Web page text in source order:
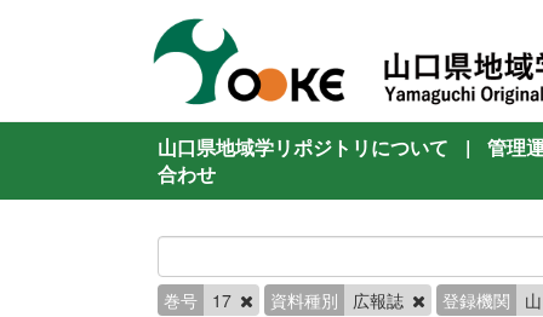
山口県地域学リポジトリについて |
管理
合わせ
巻号 17 資料種別 広報誌 登録機関